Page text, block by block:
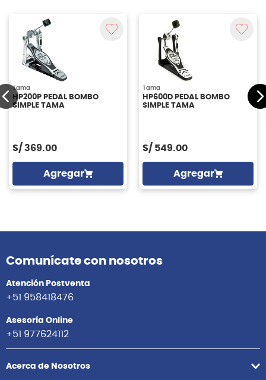
Tama
HP200P PEDAL BOMBO
SIMPLE TAMA
S/ 369.00
Agregar
Tama
HP600D PEDAL BOMBO
SIMPLE TAMA
S/ 549.00
Agregar
Comunícate con nosotros
Atención Postventa
+51 958418476
Asesoría Online
+51 977624112
Acerca de Nosotros